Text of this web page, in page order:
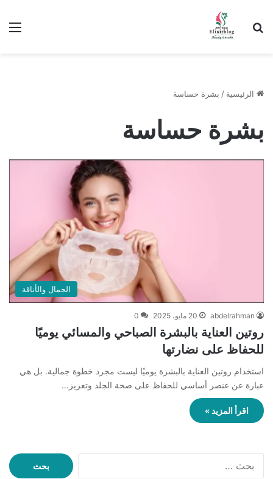
ابحث عن
الرئيسية / بشرة حساسة
بشرة حساسة
الجمال والأناقة
abdelrahman 20 مايو، 2025 0
روتين العناية بالبشرة الصباحي والمسائي يوميًا
للحفاظ على نضارتها
استخدام روتين العناية بالبشرة يوميًا ليست مجرد خطوة جمالية. بل هي
عبارة عن عنصر أساسي للحفاظ على صحة الجلد وتعزيز…
اقرأ المزيد »